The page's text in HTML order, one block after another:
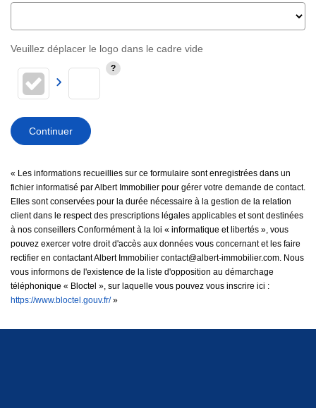
Veuillez déplacer le logo dans le cadre vide
Continuer
« Les informations recueillies sur ce formulaire sont enregistrées dans un
fichier informatisé par Albert Immobilier pour gérer votre demande de contact.
Elles sont conservées pour la durée nécessaire à la gestion de la relation
client dans le respect des prescriptions légales applicables et sont destinées
à nos conseillers Conformément à la loi « informatique et libertés », vous
pouvez exercer votre droit d'accès aux données vous concernant et les faire
rectifier en contactant Albert Immobilier contact@albert-immobilier.com. Nous
vous informons de l'existence de la liste d'opposition au démarchage
téléphonique « Bloctel », sur laquelle vous pouvez vous inscrire ici :
https://www.bloctel.gouv.fr/»